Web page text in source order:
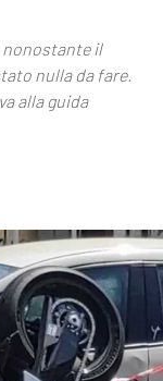
il
nulla da fare.
alla guida